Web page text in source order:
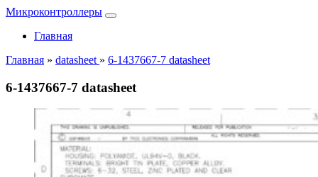
Микроконтроллеры
Главная
Главная » datasheet » 6-1437667-7 datasheet
6-1437667-7 datasheet